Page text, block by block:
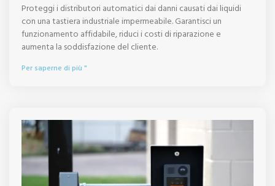
Proteggi i distributori automatici dai danni causati dai liquidi
con una tastiera industriale impermeabile. Garantisci un
funzionamento affidabile, riduci i costi di riparazione e
aumenta la soddisfazione del cliente.
Per saperne di più "